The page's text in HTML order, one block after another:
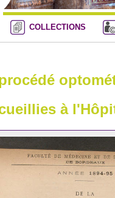
COLLECTIONS
à